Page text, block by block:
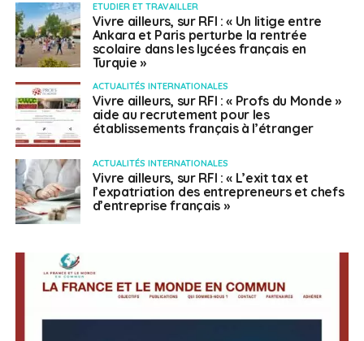
ETUDIER ET TRAVAILLER
Vivre ailleurs, sur RFI : « Un litige entre
Ankara et Paris perturbe la rentrée
scolaire dans les lycées français en
Turquie »
ACTUALITÉS INTERNATIONALES
Vivre ailleurs, sur RFI : « Profs du Monde »
aide au recrutement pour les
établissements français à l’étranger
ACTUALITÉS INTERNATIONALES
Vivre ailleurs, sur RFI : « L’exit tax et
l’expatriation des entrepreneurs et chefs
d’entreprise français »